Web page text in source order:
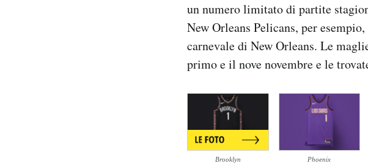
un numero limitato di partite
New Orleans Pelicans, per
carnevale di New Orleans. Le
primo e il nove novembre e le
Brooklyn Phoenix